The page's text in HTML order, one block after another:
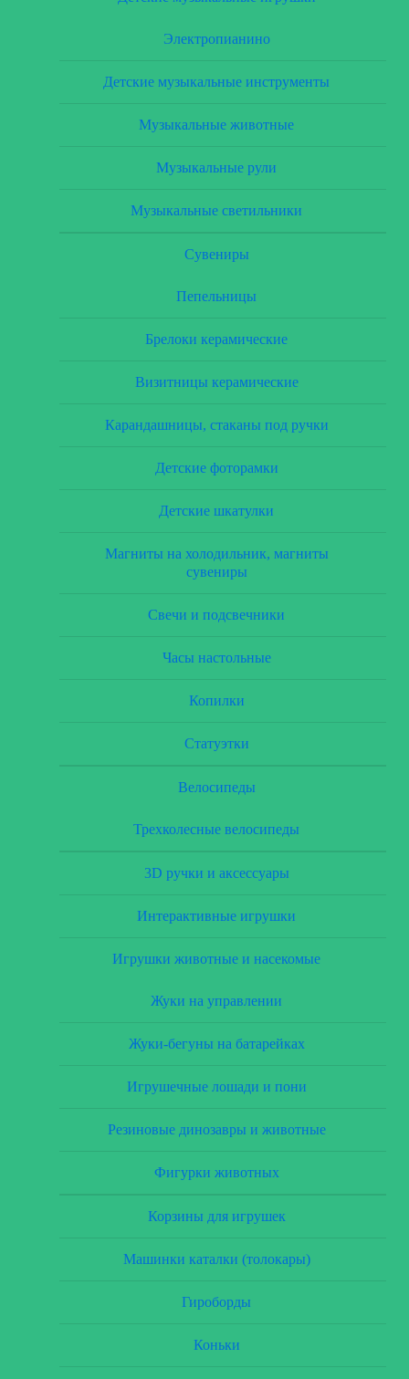
Электропианино
Детские музыкальные инструменты
Музыкальные животные
Музыкальные рули
Музыкальные светильники
Сувениры
Пепельницы
Брелоки керамические
Визитницы керамические
Карандашницы, стаканы под ручки
Детские фоторамки
Детские шкатулки
Магниты на холодильник, магниты
сувениры
Свечи и подсвечники
Часы настольные
Копилки
Статуэтки
Велосипеды
Трехколесные велосипеды
3D ручки и аксессуары
Интерактивные игрушки
Игрушки животные и насекомые
Жуки на управлении
Жуки-бегуны на батарейках
Игрушечные лошади и пони
Резиновые динозавры и животные
Фигурки животных
Корзины для игрушек
Машинки каталки (толокары)
Гироборды
Коньки